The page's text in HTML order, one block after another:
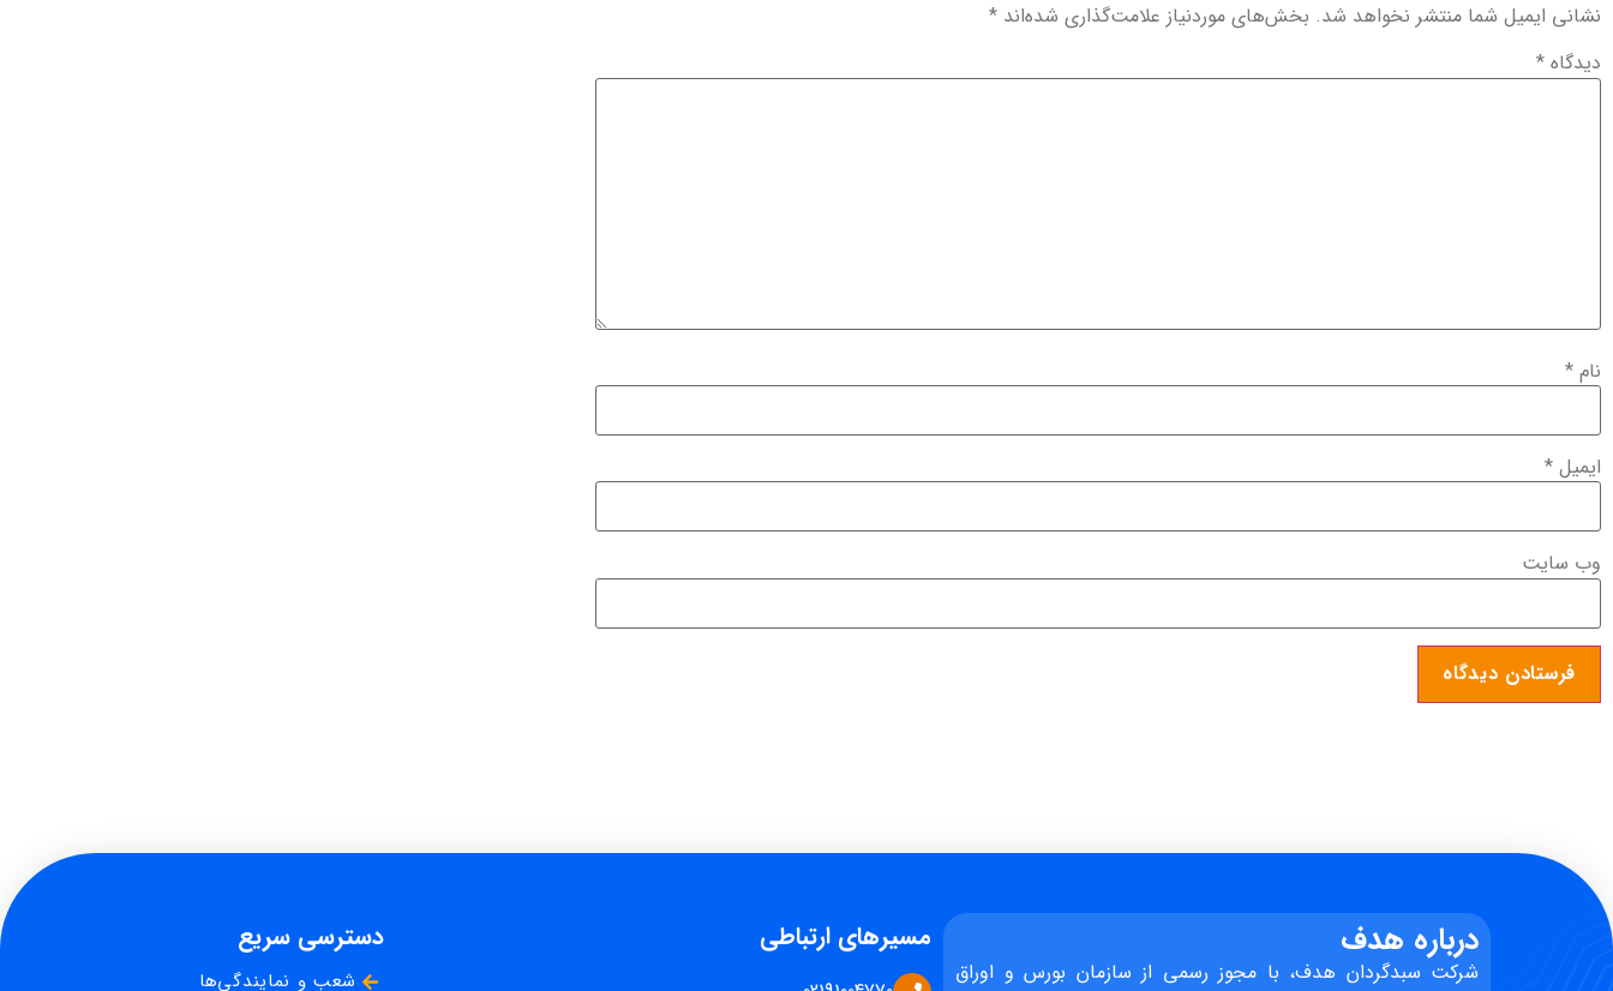
نشانی ایمیل شما منتشر نخواهد شد. بخش‌های موردنیاز علامت‌گذاری شده‌اند *
دیدگاه *
نام *
ایمیل *
وب‌ سایت
درباره هدف
شرکت سبدگردان هدف، با مجوز رسمی از سازمان بورس و اوراق
مسیرهای ارتباطی دسترسی سریع
شعب و نمایندگی‌ها